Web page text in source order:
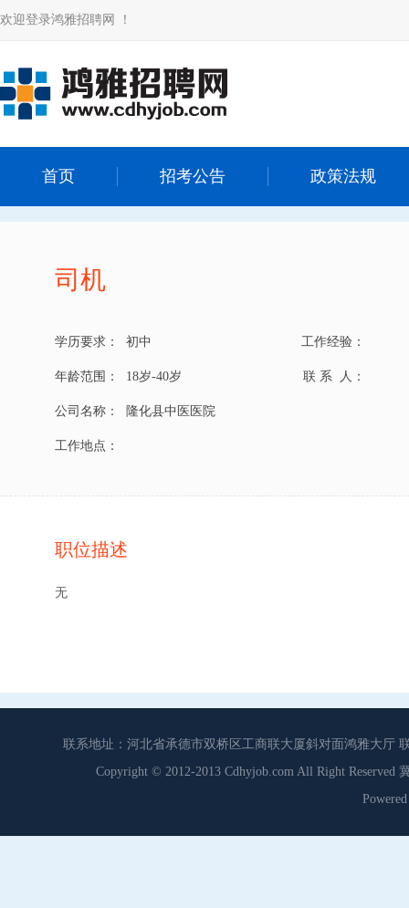
欢迎登录鸿雅招聘网 ！
首页 招考公告 政策法规
司机
学历要求： 初中 工作经验：
年龄范围： 18岁-40岁 联 系 人：
公司名称： 隆化县中医医院
工作地点：
职位描述
无
联系地址：河北省承德市双桥区工商联大厦斜对面鸿雅大厅
Copyright © 2012-2013 Cdhyjob.com All Right Reserved